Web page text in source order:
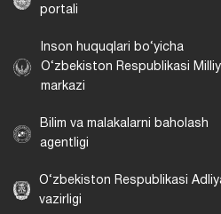
portali
Inson huquqlari bo‘yicha
O‘zbekiston Respublikasi Milliy
markazi
Bilim va malakalarni baholash
agentligi
O‘zbekiston Respublikasi
vazirligi